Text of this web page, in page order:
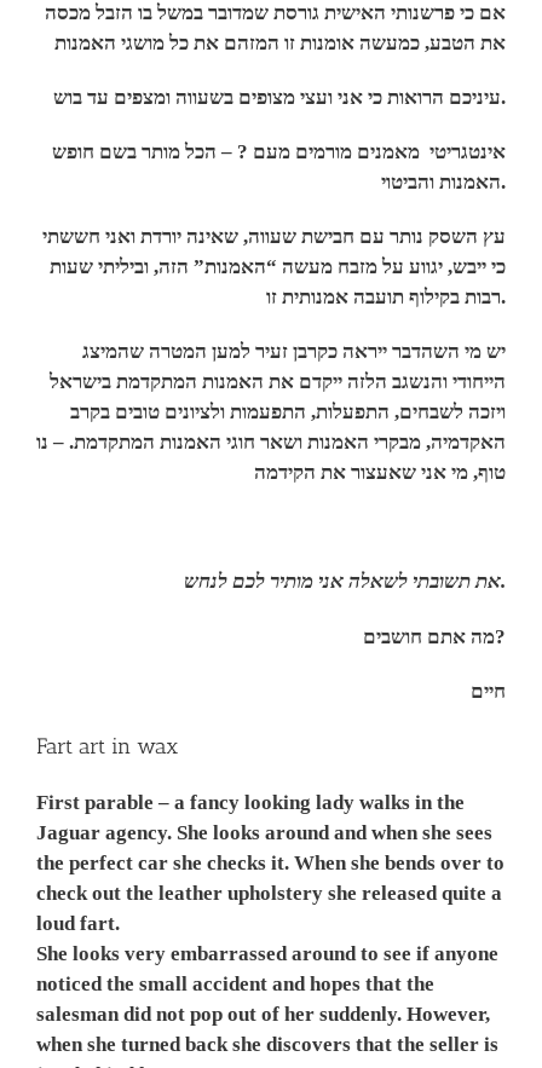
אם כי פרשנותי האישית גורסת שמדובר במשל בו הזבל מכסה
את הטבע, כמעשה אומנות זו המזהם את כל מושגי האמנות
עיניכם הרואות כי אני ועצי מצופים בשעווה ומצפים עד בוש.
אינטגריטי מאמנים מורמים מעם ? – הכל מותר בשם חופש
האמנות והביטוי.
עץ השסק נותר עם חבישת שעווה, שאינה יורדת ואני חששתי
כי ייבש, יגווע על מזבח מעשה “האמנות” הזה, וביליתי שעות
רבות בקילוף תועבה אמנותית זו.
יש מי השהדבר ייראה כקרבן זעיר למען המטרה שהמיצג
הייחודי והנשגב הלזה ייקדם את האמנות המתקדמת בישראל
ויזכה לשבחים, התפעלות, התפעמות ולציונים טובים בקרב
האקדמיה, מבקרי האמנות ושאר חוגי האמנות המתקדמת. – נו
טוף, מי אני שאעצור את הקידמה
את תשובתי לשאלה אני מותיר לכם לנחש.
מה אתם חושבים?
חיים
Fart art in wax
First parable – a fancy looking lady walks in the
Jaguar agency. She looks around and when she sees
the perfect car she checks it. When she bends over to
check out the leather upholstery she released quite a
loud fart.
She looks very embarrassed around to see if anyone
noticed the small accident and hopes that the
salesman did not pop out of her suddenly. However,
when she turned back she discovers that the seller is